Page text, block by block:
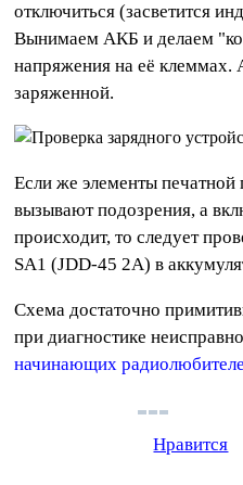
отключиться (засветится
Вынимаем АКБ и делаем
напряжения на её
заряженной.
Если же элементы печатной
вызывают подозрения, а
происходит, то следует
SA1 (JDD-45 2A) в
Схема достаточно
при диагностике
начинающих
Нравится